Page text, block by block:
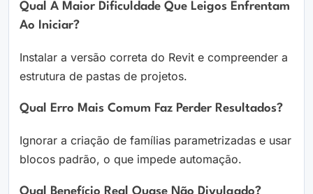
Qual A Maior Dificuldade Que Leigos Enfrentam
Ao Iniciar?
Instalar a versão correta do Revit e compreender a
estrutura de pastas de projetos.
Qual Erro Mais Comum Faz Perder Resultados?
Ignorar a criação de famílias parametrizadas e usar
blocos padrão, o que impede automação.